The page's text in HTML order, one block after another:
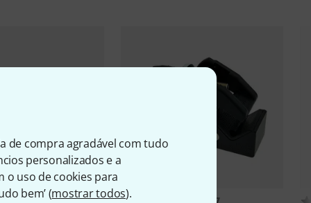
de compra agradável com tudo
personalizados e a
o uso de cookies para
bem’ (mostrar todos).